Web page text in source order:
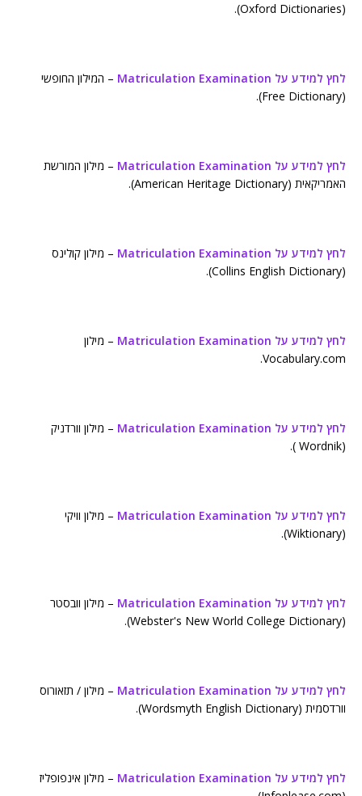
(Oxford Dictionaries).
לחץ למידע על Matriculation Examination
– המילון החופשי
(Free Dictionary).
לחץ למידע על Matriculation Examination
– מילון המורשת
האמריקאית (American Heritage Dictionary).
לחץ למידע על Matriculation Examination
– מילון קולינס
(Collins English Dictionary).
לחץ למידע על Matriculation Examination
– מילון
Vocabulary.com.
לחץ למידע על Matriculation Examination
– מילון וורדניק
(Wordnik ).
לחץ למידע על Matriculation Examination
– מילון וויקי
(Wiktionary).
לחץ למידע על Matriculation Examination
– מילון וובסטר
(Webster's New World College Dictionary).
לחץ למידע על Matriculation Examination
– מילון / תזאורוס
וורדסמית (Wordsmyth English Dictionary).
לחץ למידע על Matriculation Examination
– מילון אינפופליז